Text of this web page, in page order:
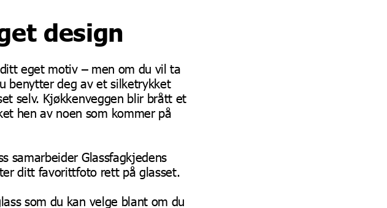
design
eget motiv – men om du vil ta
benytter deg av et silketrykket
selv. Kjøkkenveggen blir brått et
hen av noen som kommer på
samarbeider Glassfagkjedens
ditt favorittfoto rett på glasset.
som du kan velge blant om du